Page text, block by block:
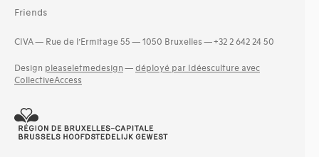
Friends
CIVA — Rue de l’Ermitage 55 — 1050 Bruxelles — +32 2 642 24 50
Design pleaseletmedesign — déployé par Idéesculture avec
CollectiveAccess